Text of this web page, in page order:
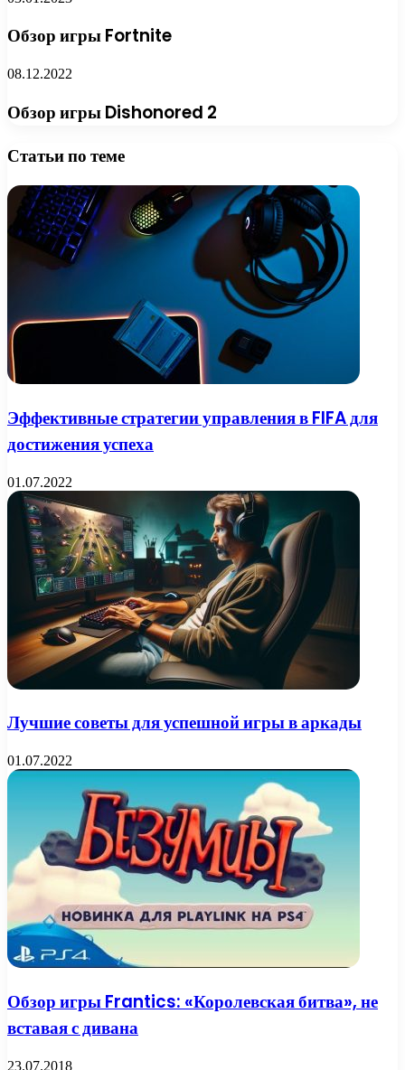
Обзор игры Fortnite
08.12.2022
Обзор игры Dishonored 2
Статьи по теме
Эффективные стратегии управления в FIFA для
достижения успеха
01.07.2022
Лучшие советы для успешной игры в аркады
01.07.2022
Обзор игры Frantics: «Королевская битва», не
вставая с дивана
23.07.2018